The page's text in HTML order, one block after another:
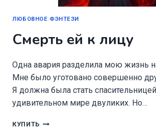
ЛЮБОВНОЕ ФЭНТЕЗИ
Смерть ей к лицу
Одна авария разделила мою жизнь
Мне было уготовано совершенно
Я должна была стать
удивительном мире двуликих. Но…
КУПИТЬ СМЕРТЬ